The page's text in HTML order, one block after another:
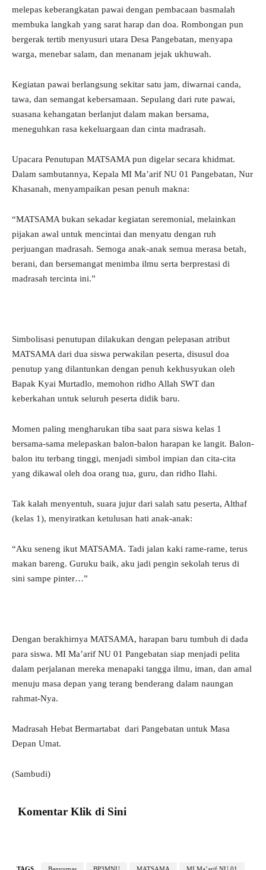
melepas keberangkatan pawai dengan pembacaan basmalah
membuka langkah yang sarat harap dan doa. Rombongan pun
bergerak tertib menyusuri utara Desa Pangebatan, menyapa
warga, menebar salam, dan menanam jejak ukhuwah.
Kegiatan pawai berlangsung sekitar satu jam, diwarnai canda,
tawa, dan semangat kebersamaan. Sepulang dari rute pawai,
suasana kehangatan berlanjut dalam makan bersama,
meneguhkan rasa kekeluargaan dan cinta madrasah.
Upacara Penutupan MATSAMA pun digelar secara khidmat.
Dalam sambutannya, Kepala MI Ma’arif NU 01 Pangebatan, Nur
Khasanah, menyampaikan pesan penuh makna:
“MATSAMA bukan sekadar kegiatan seremonial, melainkan
pijakan awal untuk mencintai dan menyatu dengan ruh
perjuangan madrasah. Semoga anak-anak semua merasa betah,
berani, dan bersemangat menimba ilmu serta berprestasi di
madrasah tercinta ini.”
Simbolisasi penutupan dilakukan dengan pelepasan atribut
MATSAMA dari dua siswa perwakilan peserta, disusul doa
penutup yang dilantunkan dengan penuh kekhusyukan oleh
Bapak Kyai Murtadlo, memohon ridho Allah SWT dan
keberkahan untuk seluruh peserta didik baru.
Momen paling mengharukan tiba saat para siswa kelas 1
bersama-sama melepaskan balon-balon harapan ke langit. Balon-
balon itu terbang tinggi, menjadi simbol impian dan cita-cita
yang dikawal oleh doa orang tua, guru, dan ridho Ilahi.
Tak kalah menyentuh, suara jujur dari salah satu peserta, Althaf
(kelas 1), menyiratkan ketulusan hati anak-anak:
“Aku seneng ikut MATSAMA. Tadi jalan kaki rame-rame, terus
makan bareng. Guruku baik, aku jadi pengin sekolah terus di
sini sampe pinter…”
Dengan berakhirnya MATSAMA, harapan baru tumbuh di dada
para siswa. MI Ma’arif NU 01 Pangebatan siap menjadi pelita
dalam perjalanan mereka menapaki tangga ilmu, iman, dan amal
menuju masa depan yang terang benderang dalam naungan
rahmat-Nya.
Madrasah Hebat Bermartabat dari Pangebatan untuk Masa
Depan Umat.
(Sambudi)
Komentar Klik di Sini